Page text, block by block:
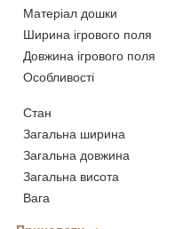
Матеріал дошки
Ширина ігрового поля
Довжина ігрового поля
Особливості
Стан
Загальна ширина
Загальна довжина
Загальна висота
Вага